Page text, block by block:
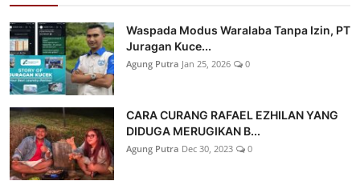
Waspada Modus Waralaba Tanpa Izin, PT
Juragan Kuce...
Agung Putra Jan 25, 2026 0
CARA CURANG RAFAEL EZHILAN YANG
DIDUGA MERUGIKAN B...
Agung Putra Dec 30, 2023 0